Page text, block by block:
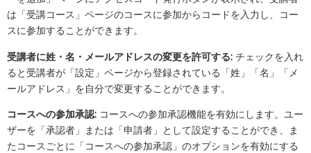
は「受講コース」ページのコースに参加からコードを入力し、コー
スに参加することができます。
受講者に姓・名・メールアドレスの変更を許可する: チェックを入れ
ると受講者が「設定」ページから登録されている「姓」「名」「メ
ールアドレス」を自分で変更することができます。
コースへの参加承認: コースへの参加承認機能を有効にします。ユー
ザーを「承認者」または「申請者」として設定することができ、ま
たコースごとに「コースへの参加承認」のオプションを有効にする